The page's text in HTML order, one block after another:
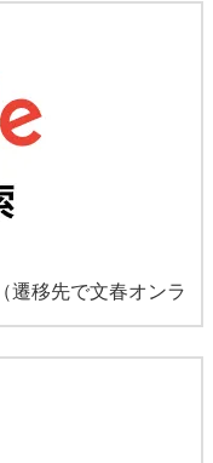
（遷移先で文春オンラ